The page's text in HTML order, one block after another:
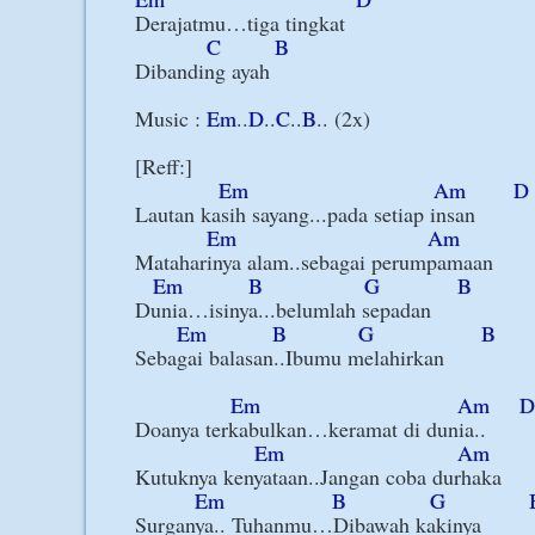
Derajatmu…tiga tingkat
C
B
Dibanding ayah
Music : Em..D..C..B.. (2x)
[Reff:]
Em
Am
D
Lautan kasih sayang...pada setiap insan
Em
Am
Mataharinya alam..sebagai perumpamaan
Em
B G
B
Dunia…isinya...belumlah sepadan
Em
B G
B
Sebagai balasan..Ibumu melahirkan
Em
Am
D
Doanya terkabulkan…keramat di dunia..
Em
Am
Kutuknya kenyataan..Jangan coba durhaka
Em
B G
Surganya.. Tuhanmu…Dibawah kakinya